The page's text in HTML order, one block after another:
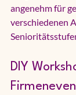
angenehm für
verschiedenen
DIY